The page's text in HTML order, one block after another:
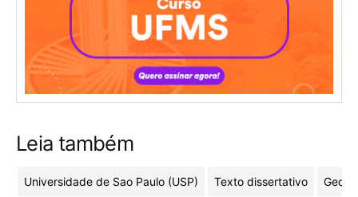
Leia também
Universidade de Sao Paulo (USP) Texto dissertativo